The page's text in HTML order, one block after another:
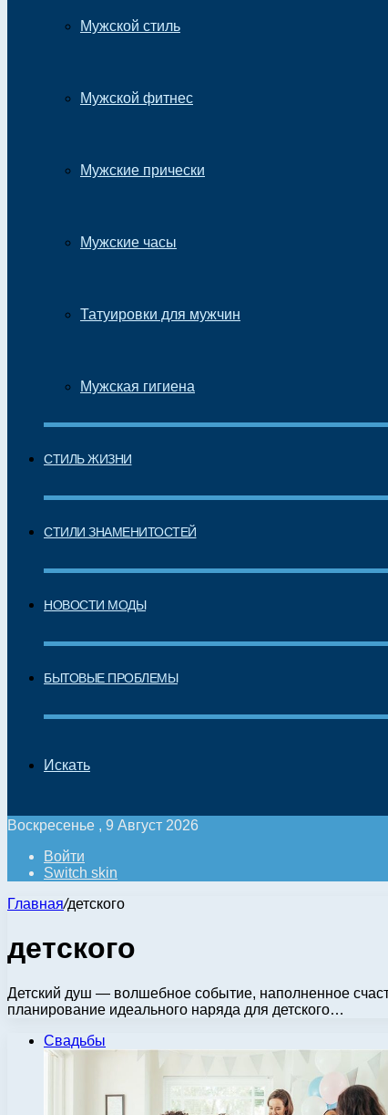
Мужской стиль
Мужской фитнес
Мужские прически
Мужские часы
Татуировки для мужчин
Мужская гигиена
СТИЛЬ ЖИЗНИ
СТИЛИ ЗНАМЕНИТОСТЕЙ
НОВОСТИ МОДЫ
БЫТОВЫЕ ПРОБЛЕМЫ
Искать
Воскресенье , 9 Август 2026
Войти
Switch skin
Главная/детского
детского
Детский душ — волшебное событие, наполненное
планирование идеального наряда для детского…
Свадьбы